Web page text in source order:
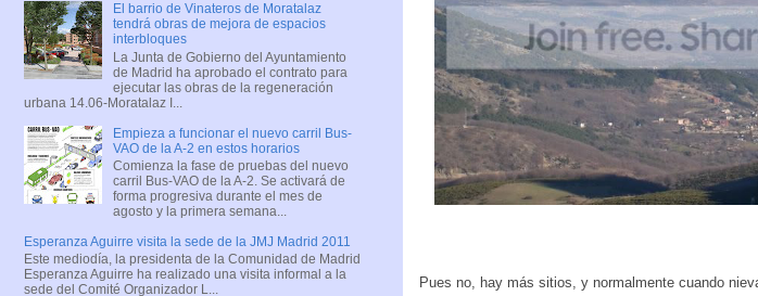
Pues no, hay más sitios, y normalmente cuando
El barrio de Vinateros de Moratalaz
tendrá obras de mejora de espacios
interbloques
La Junta de Gobierno del Ayuntamiento
de Madrid ha aprobado el contrato para
ejecutar las obras de la regeneración
urbana 14.06-Moratalaz I...
Empieza a funcionar el nuevo carril Bus-
VAO de la A-2 en estos horarios
Comienza la fase de pruebas del nuevo
carril Bus-VAO de la A-2. Se activará de
forma progresiva durante el mes de
agosto y la primera semana...
Esperanza Aguirre visita la sede de la JMJ Madrid 2011
Este mediodía, la presidenta de la Comunidad de Madrid
Esperanza Aguirre ha realizado una visita informal a la
sede del Comité Organizador L...